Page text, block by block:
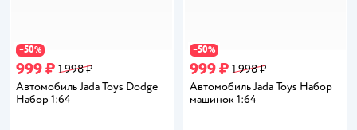
−50%
999 ₽ 1 998 ₽
Автомобиль Jada Toys Dodge
Набор 1:64
−50%
999 ₽ 1 998 ₽
Автомобиль Jada Toys Набор
машинок 1:64